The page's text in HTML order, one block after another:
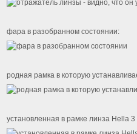
фара в разобранном состоянии:
родная рамка в которую
установленная в рамке линза Hella 3